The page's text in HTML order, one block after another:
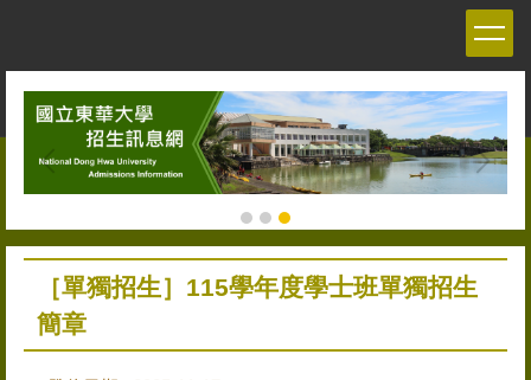
要
［單獨招生］115學年度學士班單獨招生
簡章